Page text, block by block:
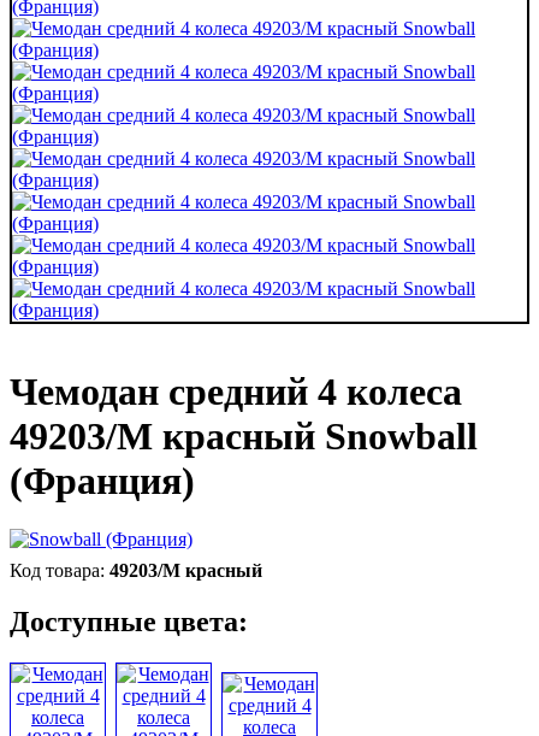
Чемодан средний 4 колеса
49203/M красный Snowball
(Франция)
49203/M красный
Доступные цвета: